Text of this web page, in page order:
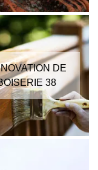
DE
38